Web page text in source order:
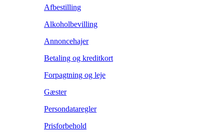
Afbestilling
Alkoholbevilling
Annoncehajer
Betaling og kreditkort
Forpagtning og leje
Gæster
Persondataregler
Prisforbehold